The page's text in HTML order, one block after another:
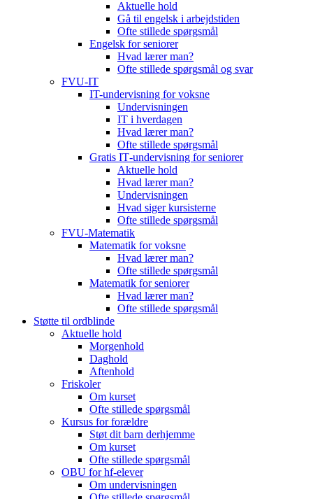
Aktuelle hold
Gå til engelsk i arbejdstiden
Ofte stillede spørgsmål
Engelsk for seniorer
Hvad lærer man?
Ofte stillede spørgsmål og svar
FVU-IT
IT-undervisning for voksne
Undervisningen
IT i hverdagen
Hvad lærer man?
Ofte stillede spørgsmål
Gratis IT‑undervisning for seniorer
Aktuelle hold
Hvad lærer man?
Undervisningen
Hvad siger kursisterne
Ofte stillede spørgsmål
FVU-Matematik
Matematik for voksne
Hvad lærer man?
Ofte stillede spørgsmål
Matematik for seniorer
Hvad lærer man?
Ofte stillede spørgsmål
Støtte til ordblinde
Aktuelle hold
Morgenhold
Daghold
Aftenhold
Friskoler
Om kurset
Ofte stillede spørgsmål
Kursus for forældre
Støt dit barn derhjemme
Om kurset
Ofte stillede spørgsmål
OBU for hf-elever
Om undervisningen